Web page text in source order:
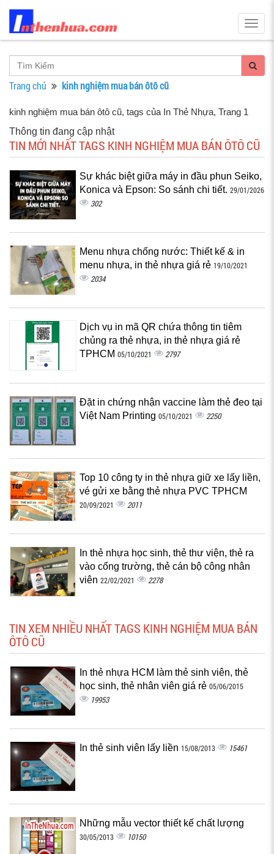
Trang chủ kinh nghiệm mua bán ôtô cũ
kinh nghiệm mua bán ôtô cũ, tags của In Thẻ Nhựa, Trang 1
Thông tin đang cập nhật
TIN MỚI NHẤT TAGS KINH NGHIỆM MUA BÁN ÔTÔ CŨ
Sự khác biệt giữa máy in đầu phun Seiko,
Konica và Epson: So sánh chi tiết. 29/01/2026
302
Menu nhựa chống nước: Thiết kế & in
menu nhựa, in thẻ nhựa giá rẻ 19/10/2021
2034
Dịch vụ in mã QR chứa thông tin tiêm
chủng ra thẻ nhựa, in thẻ nhựa giá rẻ
TPHCM 05/10/2021 2797
Đặt in chứng nhận vaccine làm thẻ đeo tại
Việt Nam Printing 05/10/2021 2250
Top 10 công ty in thẻ nhựa giữ xe lấy liền,
vé gửi xe bằng thẻ nhựa PVC TPHCM
20/09/2021 2011
In thẻ nhựa học sinh, thẻ thư viện, thẻ ra
vào cổng trường, thẻ cán bộ công nhân
viên 22/02/2021 2278
TIN XEM NHIỀU NHẤT TAGS KINH NGHIỆM MUA BÁN
ÔTÔ CŨ
In thẻ nhựa HCM làm thẻ sinh viên, thẻ
học sinh, thẻ nhân viên giá rẻ 05/06/2015
19953
In thẻ sinh viên lấy liền 15/08/2013 15461
Những mẫu vector thiết kế chất lượng
30/05/2013 10150